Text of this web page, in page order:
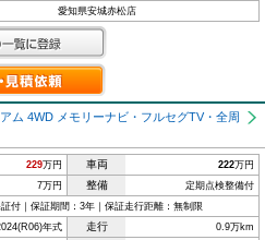
愛知県安城赤松店
ム 4WD メモリーナビ・フルセグTV・全周
229万円 車両 222万円
7万円 整備 定期点検整備付
付｜保証期間：3年｜保証走行距離：無制限
年式 走行 0.9万km